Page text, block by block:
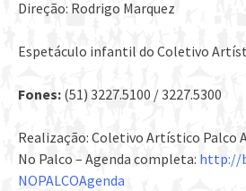
Direção: Rodrigo Marquez
Espetáculo infantil do Coletivo
Fones: (51) 3227.5100 / 3227.5300
Realização: Coletivo Artístico Palco
No Palco – Agenda completa: http://
NOPALCOAgenda